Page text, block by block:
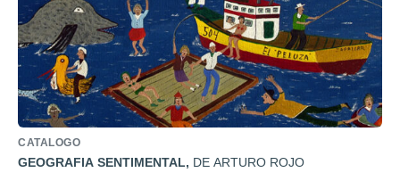
CATALOGO
GEOGRAFIA SENTIMENTAL, DE ARTURO ROJO